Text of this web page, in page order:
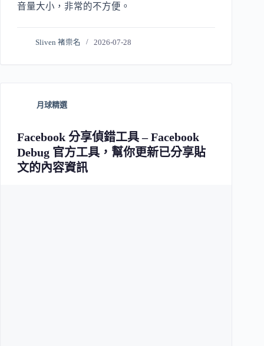
音量大小，非常的不方便。
Sliven 褚崇名 2026-07-28
月球精選
Facebook 分享偵錯工具 – Facebook
Debug 官方工具，幫你更新已分享貼
文的內容資訊